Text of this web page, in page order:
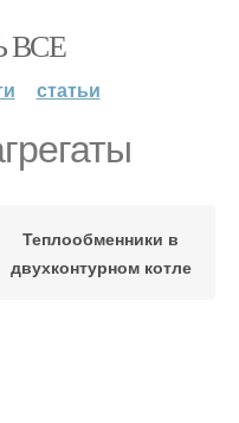
ВСЕ
статьи
Теплообменники в
двухконтурном котле